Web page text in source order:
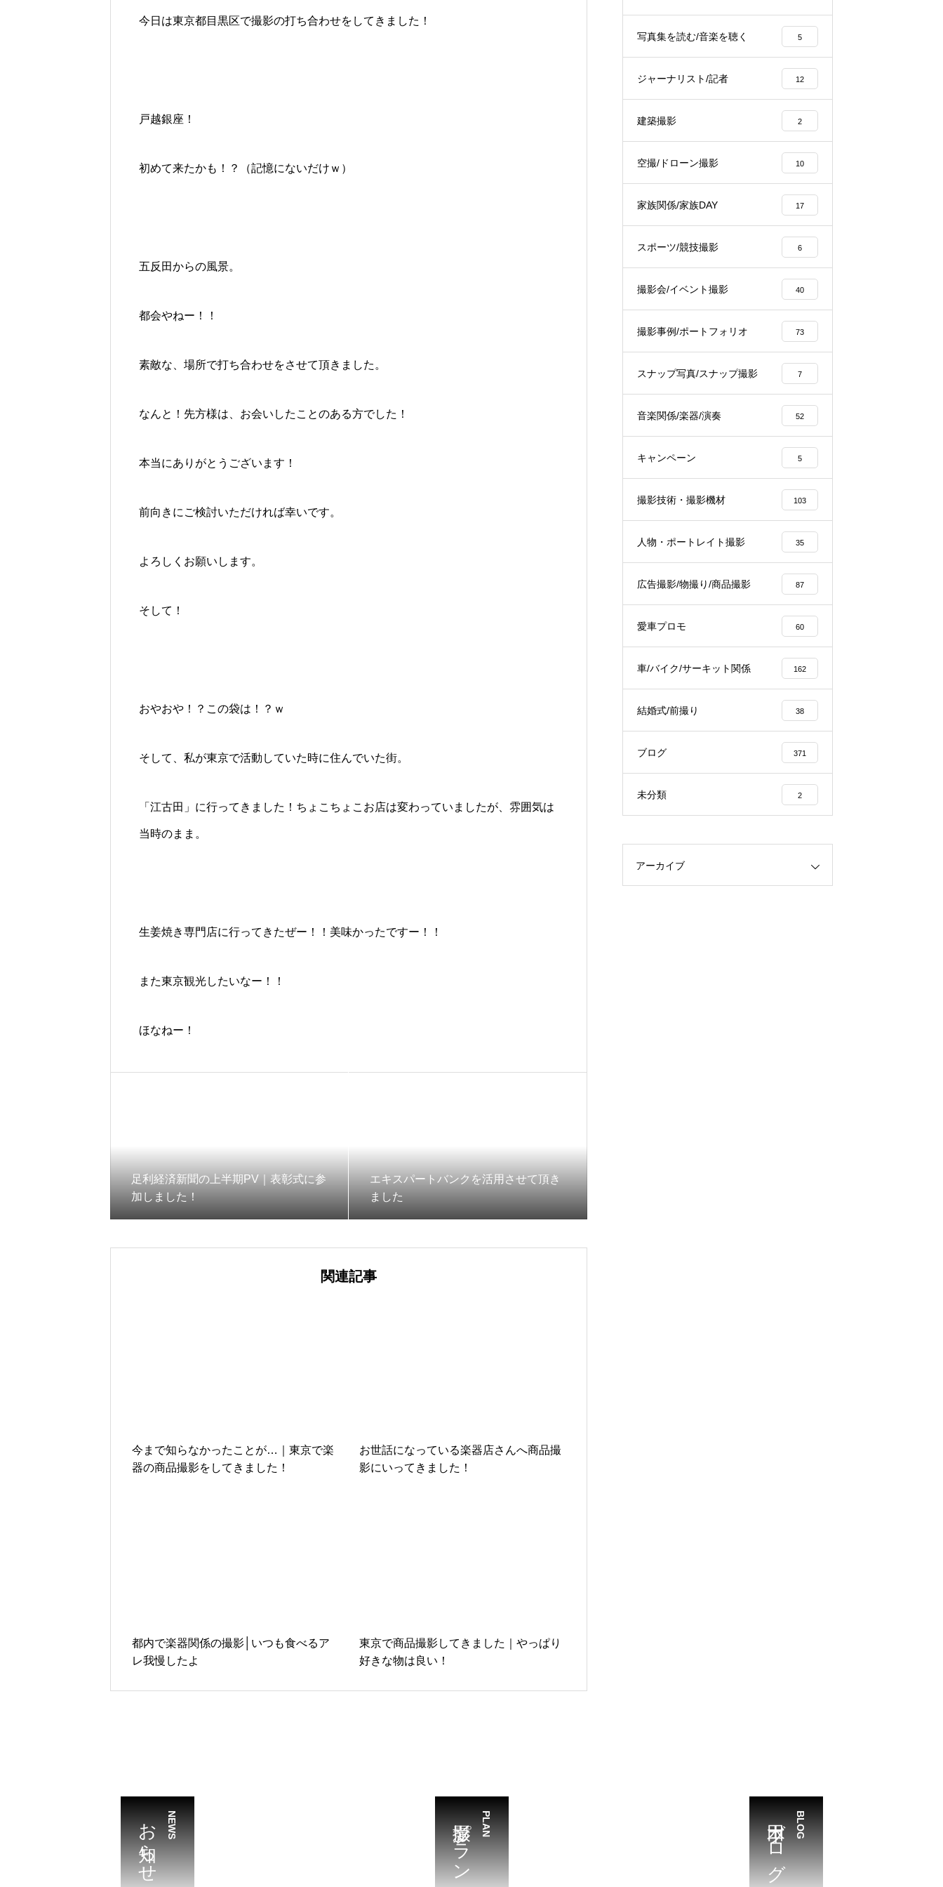
今日は東京都目黒区で撮影の打ち合わせをしてきました！
戸越銀座！
初めて来たかも！？（記憶にないだけｗ）
五反田からの風景。
都会やねー！！
素敵な、場所で打ち合わせをさせて頂きました。
なんと！先方様は、お会いしたことのある方でした！
本当にありがとうございます！
前向きにご検討いただければ幸いです。
よろしくお願いします。
そして！
おやおや！？この袋は！？ｗ
そして、私が東京で活動していた時に住んでいた街。
「江古田」に行ってきました！ちょこちょこお店は変わっていましたが、雰囲気は
当時のまま。
生姜焼き専門店に行ってきたぜー！！美味かったですー！！
また東京観光したいなー！！
ほなねー！
足利経済新聞の上半期PV｜表彰式に参
加しました！
エキスパートバンクを活用させて頂き
ました
関連記事
今まで知らなかったことが…｜東京で楽
器の商品撮影をしてきました！
お世話になっている楽器店さんへ商品撮
影にいってきました！
都内で楽器関係の撮影│いつも食べるア
レ我慢したよ
東京で商品撮影してきました｜やっぱり
好きな物は良い！
写真集を読む/音楽を聴く 5
ジャーナリスト/記者 12
建築撮影 2
空撮/ドローン撮影 10
家族関係/家族DAY 17
スポーツ/競技撮影 6
撮影会/イベント撮影 40
撮影事例/ポートフォリオ 73
スナップ写真/スナップ撮影 7
音楽関係/楽器/演奏 52
キャンペーン 5
撮影技術・撮影機材 103
人物・ポートレイト撮影 35
広告撮影/物撮り/商品撮影 87
愛車プロモ 60
車/バイク/サーキット関係 162
結婚式/前撮り 38
ブログ 371
未分類 2
アーカイブ
NEWS
お知らせ PLAN
撮影プラン BLOG
本田ブログ